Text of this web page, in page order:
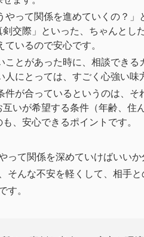
やって関係を進めていくの？」
交際」といった、ちゃんとし
いるので安心です。
ことがあった時に、相談できる
にとっては、すごく心強い味
件が合っているというのは、そ
いが希望する条件（年齢、住
、安心できるポイントです。
て関係を深めていけばいい
そんな不安を軽くして、相手
す。